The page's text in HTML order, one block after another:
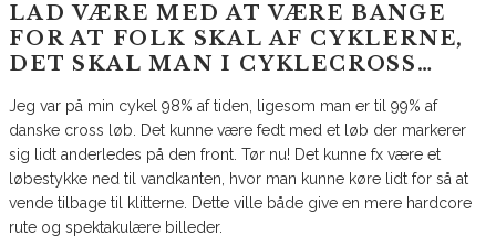
LAD VÆRE MED AT VÆRE BANGE
FOR AT FOLK SKAL AF CYKLERNE,
DET SKAL MAN I CYKLECROSS…
Jeg var på min cykel 98% af tiden, ligesom man er til 99% af
danske cross løb. Det kunne være fedt med et løb der markerer
sig lidt anderledes på den front. Tør nu! Det kunne fx være et
løbestykke ned til vandkanten, hvor man kunne køre lidt for så at
vende tilbage til klitterne. Dette ville både give en mere hardcore
rute og spektakulære billeder.